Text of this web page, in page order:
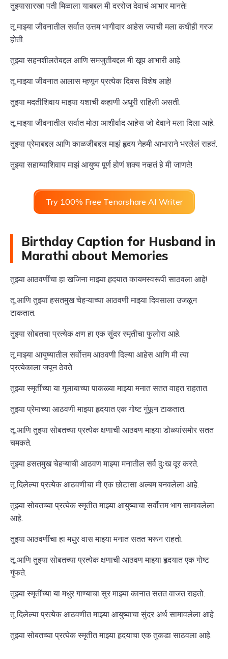
तुझ्यासारखा पती मिळाला याबद्दल मी दररोज देवाचं आभार मानते!
तू माझ्या जीवनातील सर्वात उत्तम भागीदार आहेस ज्याची मला कधीही गरज
होती.
तुझ्या सहनशीलतेबद्दल आणि समजुतीबद्दल मी खूप आभारी आहे.
तू माझ्या जीवनात आलास म्हणून प्रत्येक दिवस विशेष आहे!
तुझ्या मदतीशिवाय माझ्या यशाची कहाणी अधुरी राहिली असती.
तू माझ्या जीवनातील सर्वात मोठा आशीर्वाद आहेस जो देवाने मला दिला आहे.
तुझ्या प्रेमाबद्दल आणि काळजीबद्दल माझं हृदय नेहमी आभाराने भरलेलं राहतं.
तुझ्या सहाय्याशिवाय माझं आयुष्य पूर्ण होणं शक्य नव्हतं हे मी जाणते!
Try 100% Free Tenorshare AI Writer
Birthday Caption for Husband in
Marathi about Memories
तुझ्या आठवणींचा हा खजिना माझ्या हृदयात कायमस्वरूपी साठवला आहे!
तू आणि तुझ्या हसतमुख चेहऱ्याच्या आठवणी माझ्या दिवसाला उजळून
टाकतात.
तुझ्या सोबतचा प्रत्येक क्षण हा एक सुंदर स्मृतीचा फुलोरा आहे.
तू माझ्या आयुष्यातील सर्वोत्तम आठवणी दिल्या आहेस आणि मी त्या
प्रत्येकाला जपून ठेवते.
तुझ्या स्मृतींच्या या गुलाबाच्या पाकळ्या माझ्या मनात सतत वाहत राहतात.
तुझ्या प्रेमाच्या आठवणी माझ्या हृदयात एक गोष्ट गुंफून टाकतात.
तू आणि तुझ्या सोबतच्या प्रत्येक क्षणाची आठवण माझ्या डोळ्यांसमोर सतत
चमकते.
तुझ्या हसतमुख चेहऱ्याची आठवण माझ्या मनातील सर्व दुःख दूर करते.
तू दिलेल्या प्रत्येक आठवणीचा मी एक छोटासा अल्बम बनवलेला आहे.
तुझ्या सोबतच्या प्रत्येक स्मृतीत माझ्या आयुष्याचा सर्वोत्तम भाग सामावलेला
आहे.
तुझ्या आठवणींचा हा मधुर वास माझ्या मनात सतत भरून राहतो.
तू आणि तुझ्या सोबतच्या प्रत्येक क्षणाची आठवण माझ्या हृदयात एक गोष्ट
गुंफते.
तुझ्या स्मृतींच्या या मधुर गाण्याचा सुर माझ्या कानात सतत वाजत राहतो.
तू दिलेल्या प्रत्येक आठवणीत माझ्या आयुष्याचा सुंदर अर्थ सामावलेला आहे.
तुझ्या सोबतच्या प्रत्येक स्मृतीत माझ्या हृदयाचा एक तुकडा साठवला आहे.